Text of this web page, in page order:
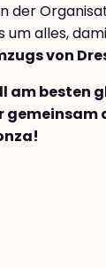
der
um alles,
von
am besten
gemeinsam